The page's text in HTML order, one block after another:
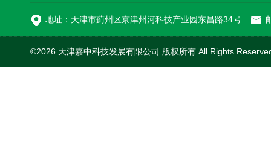
地址：天津市蓟州区京津州河科技产业园东昌路34号
©2026 天津嘉中科技发展有限公司 版权所有 All Rights